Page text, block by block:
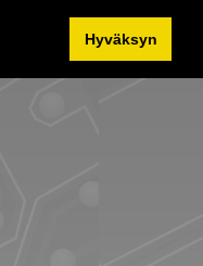
Hyväksyn